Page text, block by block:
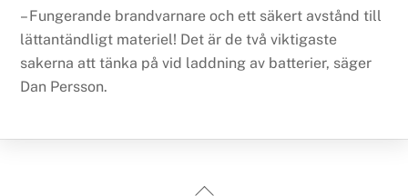
– Fungerande brandvarnare och ett säkert avstånd till
lättantändligt materiel! Det är de två viktigaste
sakerna att tänka på vid laddning av batterier, säger
Dan Persson.
Back